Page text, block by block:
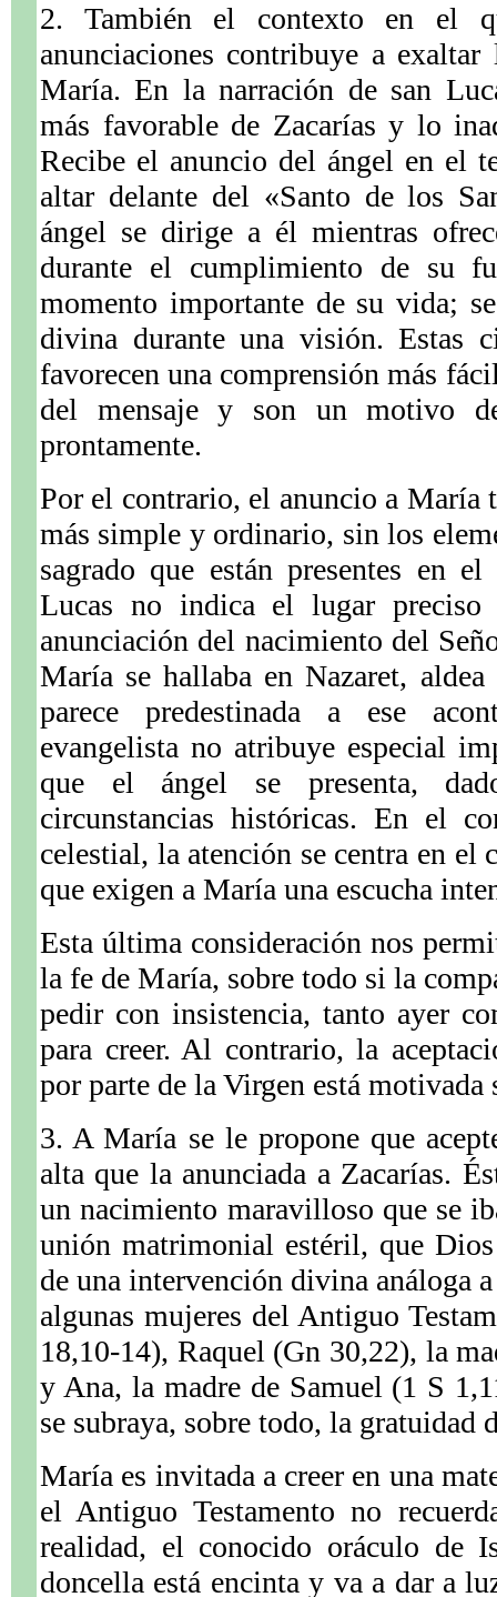
2. También el contexto en el
anunciaciones contribuye a
María. En la narración de san
más favorable de Zacarías y lo
Recibe el anuncio del ángel en el
altar delante del «Santo de los
ángel se dirige a él mientras
durante el cumplimiento de su
momento importante de su vida;
divina durante una visión. Estas
favorecen una comprensión más
del mensaje y son un motivo
prontamente.
Por el contrario, el anuncio a María
más simple y ordinario, sin los
sagrado que están presentes en
Lucas no indica el lugar
anunciación del nacimiento del
María se hallaba en Nazaret,
parece predestinada a ese
evangelista no atribuye especial
que el ángel se presenta,
circunstancias históricas. En el
celestial, la atención se centra en el
que exigen a María una escucha
Esta última consideración nos
la fe de María, sobre todo si la
pedir con insistencia, tanto ayer
para creer. Al contrario, la
por parte de la Virgen está
3. A María se le propone que
alta que la anunciada a Zacarías.
un nacimiento maravilloso que se
unión matrimonial estéril, que
de una intervención divina análoga
algunas mujeres del Antiguo
18,10-14), Raquel (Gn 30,22), la
y Ana, la madre de Samuel (1 S
se subraya, sobre todo, la gratuidad
María es invitada a creer en una
el Antiguo Testamento no
realidad, el conocido oráculo de
doncella está encinta y va a dar a